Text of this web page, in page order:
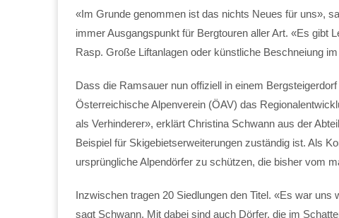
«Im Grunde genommen ist das nichts Neues für uns»,
immer Ausgangspunkt für Bergtouren aller Art. «Es gibt
Rasp. Große Liftanlagen oder künstliche Beschneiung
Dass die Ramsauer nun offiziell in einem
Österreichische Alpenverein (ÖAV) das
als Verhinderer», erklärt Christina Schwann aus der
Beispiel für Skigebietserweiterungen zuständig ist. Als
ursprüngliche Alpendörfer zu schützen, die bisher vom
Inzwischen tragen 20 Siedlungen den Titel. «Es war
sagt Schwann. Mit dabei sind auch Dörfer, die im